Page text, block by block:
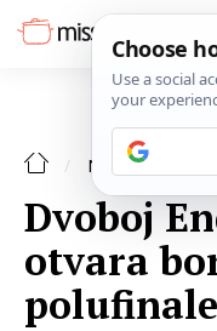
NAJAVE
Dvoboj
otvara